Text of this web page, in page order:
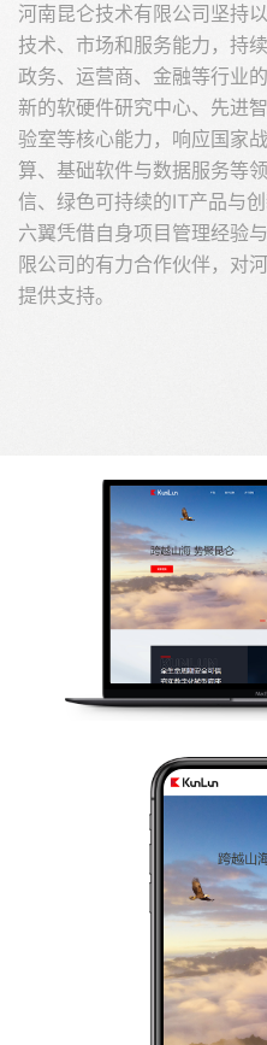
河南昆仑技术有限公司坚持
技术、市场和服务能力，持
政务、运营商、金融等行业
新的软硬件研究中心、先进
验室等核心能力，响应国家
算、基础软件与数据服务等
信、绿色可持续的IT产品与创
六翼凭借自身项目管理经验
限公司的有力合作伙伴，对
提供支持。